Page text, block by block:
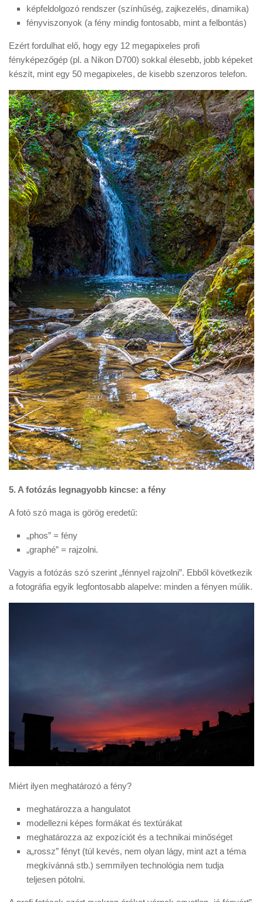
képfeldolgozó rendszer (színhűség, zajkezelés, dinamika)
fényviszonyok (a fény mindig fontosabb, mint a felbontás)
Ezért fordulhat elő, hogy egy 12 megapixeles profi
fényképezőgép (pl. a Nikon D700) sokkal élesebb, jobb képeket
készít, mint egy 50 megapixeles, de kisebb szenzoros telefon.
5. A fotózás legnagyobb kincse: a fény
A fotó szó maga is görög eredetű:
„phos” = fény
„graphé” = rajzolni.
Vagyis a fotózás szó szerint „fénnyel rajzolni”. Ebből következik
a fotográfia egyik legfontosabb alapelve: minden a fényen múlik.
Miért ilyen meghatározó a fény?
meghatározza a hangulatot
modellezni képes formákat és textúrákat
meghatározza az expozíciót és a technikai minőséget
a„rossz” fényt (túl kevés, nem olyan lágy, mint azt a téma
megkívánná stb.) semmilyen technológia nem tudja
teljesen pótolni.